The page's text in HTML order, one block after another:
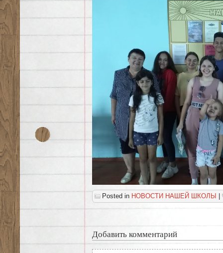
Posted in НОВОСТИ НАШЕЙ ШКОЛЫ |
Добавить комментарий